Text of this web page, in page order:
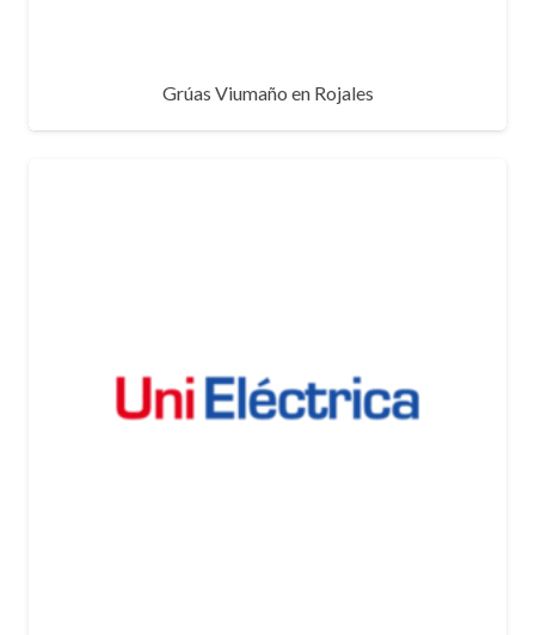
Grúas Viumaño en Rojales